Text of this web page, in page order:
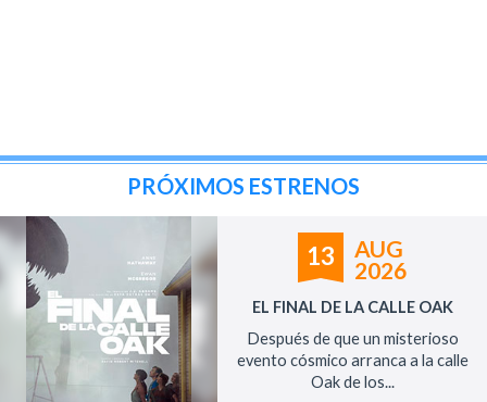
PRÓXIMOS ESTRENOS
13
AUG
2026
EL FINAL DE LA CALLE OAK
Después de que un misterioso
evento cósmico arranca a la calle
Oak de los...